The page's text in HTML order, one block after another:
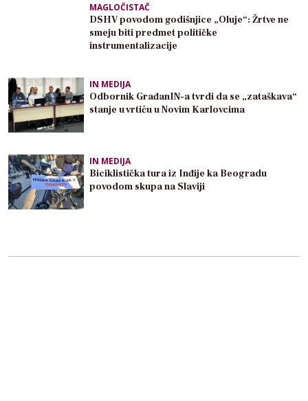
MAGLOČISTAČ
DSHV povodom godišnjice „Oluje“: Žrtve ne
smeju biti predmet političke
instrumentalizacije
IN MEDIJA
Odbornik GrađanIN-a tvrdi da se „zataškava“
stanje u vrtiću u Novim Karlovcima
IN MEDIJA
Biciklistička tura iz Inđije ka Beogradu
povodom skupa na Slaviji